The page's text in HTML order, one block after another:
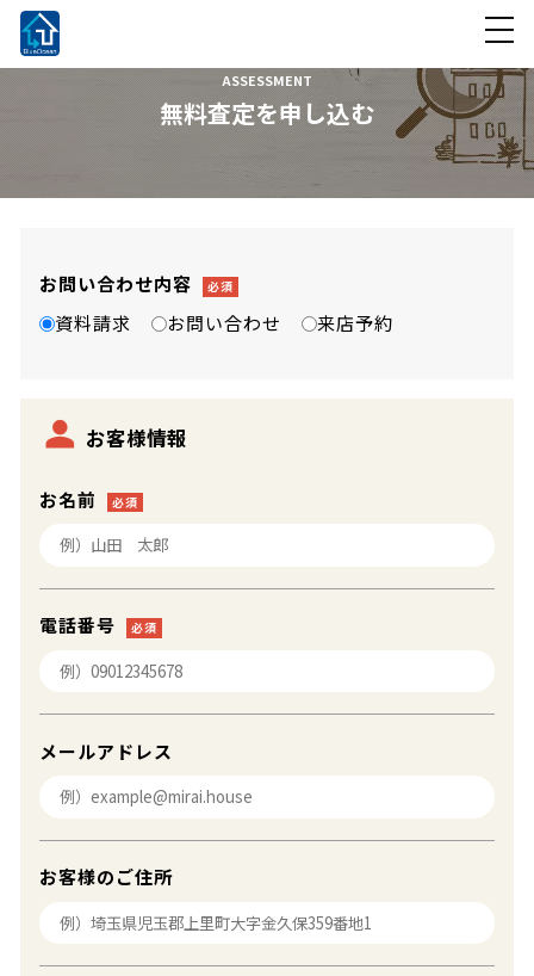
ASSESSMENT
無料査定を申し込む
お問い合わせ内容 必須
資料請求 お問い合わせ 来店予約
お客様情報
お名前 必須
電話番号 必須
メールアドレス
お客様のご住所